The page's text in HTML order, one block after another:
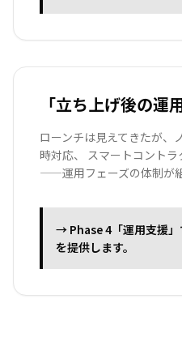
「立ち上げ後の運
ローンチは見えてきたが、
時対応、 スマートコント
——運用フェーズの体制が
→ Phase 4「運用支援
を提供します。